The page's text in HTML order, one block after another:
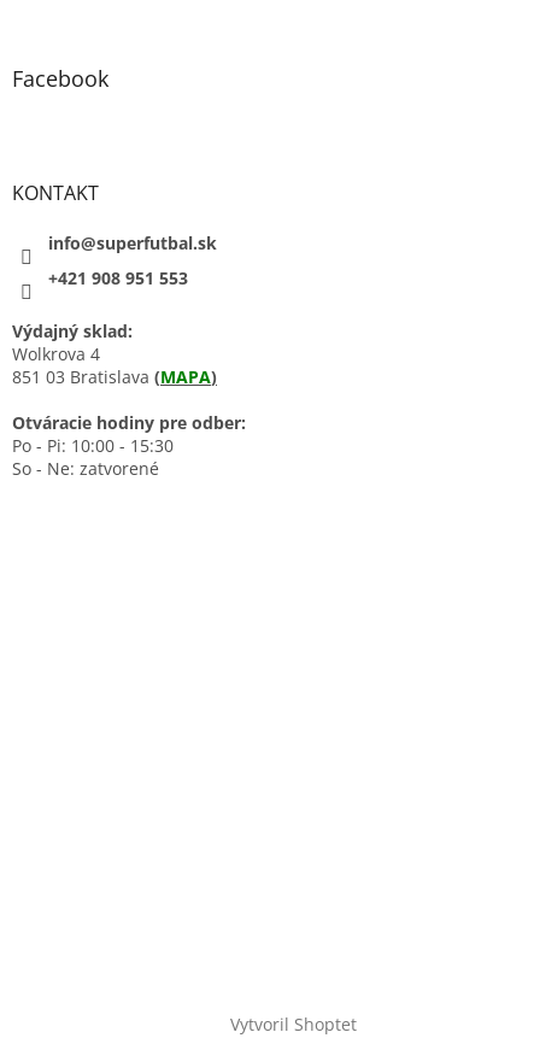
Facebook
KONTAKT
info@superfutbal.sk
+421 908 951 553
Výdajný sklad:
Wolkrova 4
851 03 Bratislava (MAPA)
Otváracie hodiny pre odber:
Po - Pi: 10:00 - 15:30
So - Ne: zatvorené
Vytvoril Shoptet